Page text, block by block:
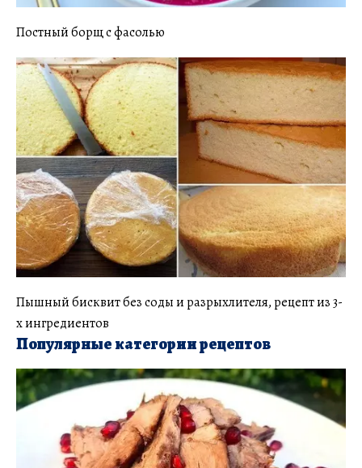
Постный борщ с фасолью
Пышный бисквит без соды и разрыхлителя, рецепт из 3-
х ингредиентов
Популярные категории рецептов